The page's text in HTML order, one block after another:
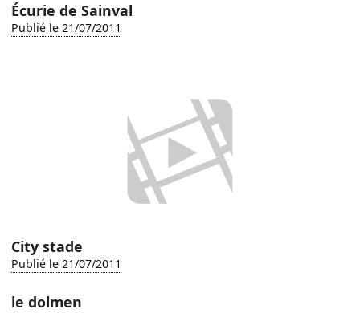
Écurie de Sainval
Publié le 21/07/2011
City stade
Publié le 21/07/2011
le dolmen